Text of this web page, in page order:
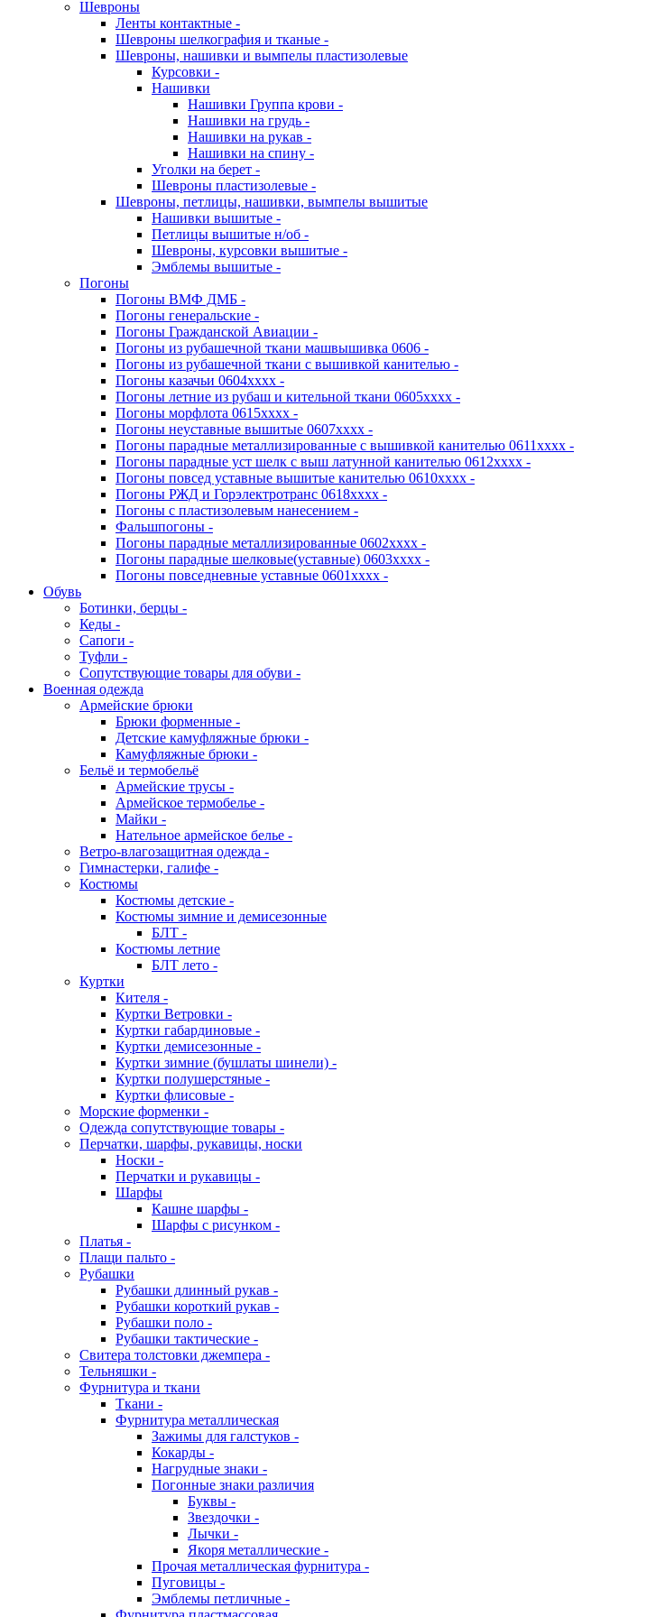
Шевроны
Ленты контактные -
Шевроны шелкография и тканые -
Шевроны, нашивки и вымпелы пластизолевые
Курсовки -
Нашивки
Нашивки Группа крови -
Нашивки на грудь -
Нашивки на рукав -
Нашивки на спину -
Уголки на берет -
Шевроны пластизолевые -
Шевроны, петлицы, нашивки, вымпелы вышитые
Нашивки вышитые -
Петлицы вышитые н/об -
Шевроны, курсовки вышитые -
Эмблемы вышитые -
Погоны
Погоны ВМФ ДМБ -
Погоны генеральские -
Погоны Гражданской Авиации -
Погоны из рубашечной ткани машвышивка 0606 -
Погоны из рубашечной ткани с вышивкой канителью -
Погоны казачьи 0604хххх -
Погоны летние из рубаш и кительной ткани 0605хххх -
Погоны морфлота 0615хххх -
Погоны неуставные вышитые 0607хххх -
Погоны парадные металлизированные с вышивкой канителью 0611хххх -
Погоны парадные уст шелк с выш латунной канителью 0612хххх -
Погоны повсед уставные вышитые канителью 0610хххх -
Погоны РЖД и Горэлектротранс 0618хххх -
Погоны с пластизолевым нанесением -
Фальшпогоны -
Погоны парадные металлизированные 0602хххх -
Погоны парадные шелковые(уставные) 0603хххх -
Погоны повседневные уставные 0601хххх -
Обувь
Ботинки, берцы -
Кеды -
Сапоги -
Туфли -
Сопутствующие товары для обуви -
Военная одежда
Армейские брюки
Брюки форменные -
Детские камуфляжные брюки -
Камуфляжные брюки -
Бельё и термобельё
Армейские трусы -
Армейское термобелье -
Майки -
Нательное армейское белье -
Ветро-влагозащитная одежда -
Гимнастерки, галифе -
Костюмы
Костюмы детские -
Костюмы зимние и демисезонные
БЛТ -
Костюмы летние
БЛТ лето -
Куртки
Кителя -
Куртки Ветровки -
Куртки габардиновые -
Куртки демисезонные -
Куртки зимние (бушлаты шинели) -
Куртки полушерстяные -
Куртки флисовые -
Морские форменки -
Одежда сопутствующие товары -
Перчатки, шарфы, рукавицы, носки
Носки -
Перчатки и рукавицы -
Шарфы
Кашне шарфы -
Шарфы с рисунком -
Платья -
Плащи пальто -
Рубашки
Рубашки длинный рукав -
Рубашки короткий рукав -
Рубашки поло -
Рубашки тактические -
Свитера толстовки джемпера -
Тельняшки -
Фурнитура и ткани
Ткани -
Фурнитура металлическая
Зажимы для галстуков -
Кокарды -
Нагрудные знаки -
Погонные знаки различия
Буквы -
Звездочки -
Лычки -
Якоря металлические -
Прочая металлическая фурнитура -
Пуговицы -
Эмблемы петличные -